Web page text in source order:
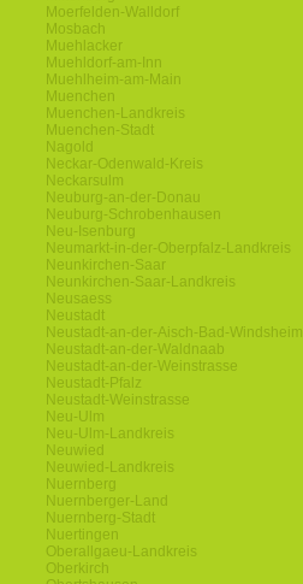
Moerfelden-Walldorf
Mosbach
Muehlacker
Muehldorf-am-Inn
Muehlheim-am-Main
Muenchen
Muenchen-Landkreis
Muenchen-Stadt
Nagold
Neckar-Odenwald-Kreis
Neckarsulm
Neuburg-an-der-Donau
Neuburg-Schrobenhausen
Neu-Isenburg
Neumarkt-in-der-Oberpfalz-Landkreis
Neunkirchen-Saar
Neunkirchen-Saar-Landkreis
Neusaess
Neustadt
Neustadt-an-der-Aisch-Bad-Windsheim
Neustadt-an-der-Waldnaab
Neustadt-an-der-Weinstrasse
Neustadt-Pfalz
Neustadt-Weinstrasse
Neu-Ulm
Neu-Ulm-Landkreis
Neuwied
Neuwied-Landkreis
Nuernberg
Nuernberger-Land
Nuernberg-Stadt
Nuertingen
Oberallgaeu-Landkreis
Oberkirch